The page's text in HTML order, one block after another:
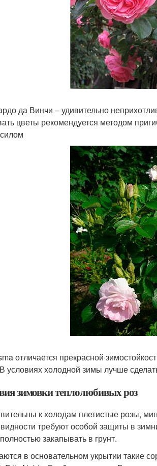
да Винчи – удивительно
цветы рекомендуется методом
отличается прекрасной
условиях холодной зимы лучше
зимовки теплолюбивых роз
к холодам плетистые розы,
требуют особой защиты в
закапывать в грунт.
в основательном укрытии такие